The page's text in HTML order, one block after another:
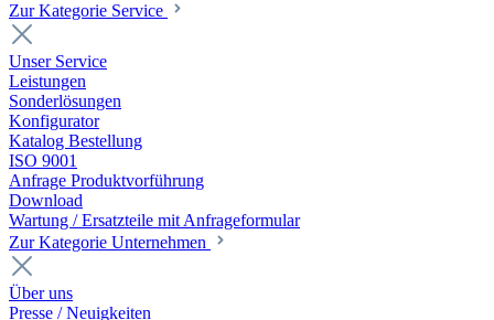
Zur Kategorie Service
Unser Service
Leistungen
Sonderlösungen
Konfigurator
Katalog Bestellung
ISO 9001
Anfrage Produktvorführung
Download
Wartung / Ersatzteile mit Anfrageformular
Zur Kategorie Unternehmen
Über uns
Presse / Neuigkeiten